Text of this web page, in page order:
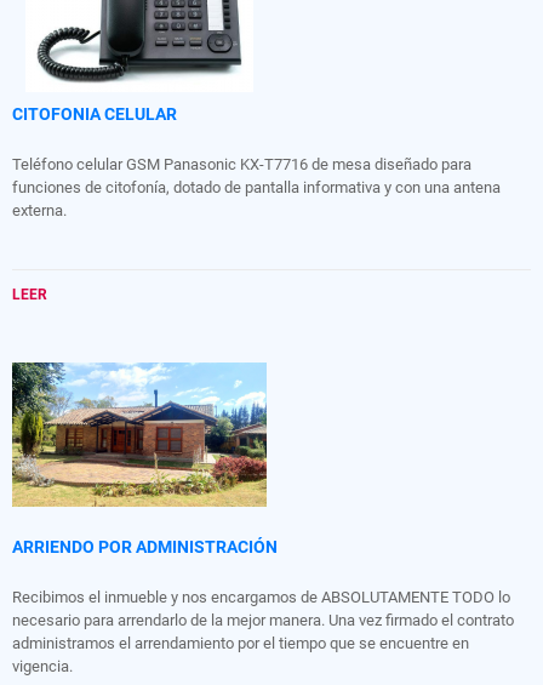
CITOFONIA CELULAR
Teléfono celular GSM Panasonic KX-T7716 de mesa diseñado para
funciones de citofonía, dotado de pantalla informativa y con una antena
externa.
LEER
ARRIENDO POR ADMINISTRACIÓN
Recibimos el inmueble y nos encargamos de ABSOLUTAMENTE TODO lo
necesario para arrendarlo de la mejor manera. Una vez firmado el contrato
administramos el arrendamiento por el tiempo que se encuentre en
vigencia.